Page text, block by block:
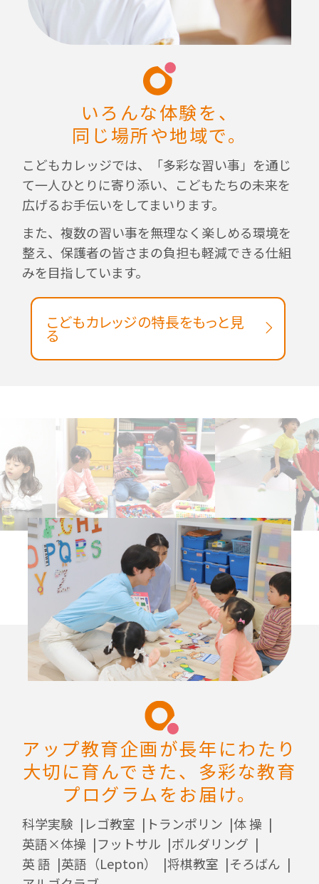
いろんな体験を、
同じ場所や地域で。
こどもカレッジでは、「多彩な習い事」を通じ
て一人ひとりに寄り添い、こどもたちの未来を
広げるお手伝いをしてまいります。
また、複数の習い事を無理なく楽しめる環境を
整え、保護者の皆さまの負担も軽減できる仕組
みを目指しています。
こどもカレッジの特長をもっと見
る
アップ教育企画が長年にわたり
大切に育んできた、多彩な教育
プログラムをお届け。
科学実験 レゴ教室 トランポリン
体 操
英語×体操
フットサル
ボルダリング
英 語
英語（Lepton） 将棋教室
そろばん